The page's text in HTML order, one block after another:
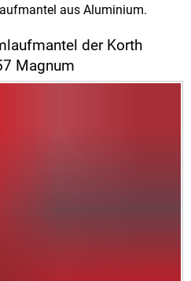
aus Aluminium.
der Korth
Magnum